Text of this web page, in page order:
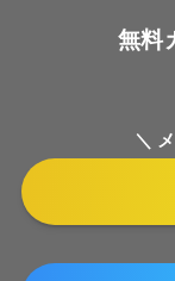
無料
＼